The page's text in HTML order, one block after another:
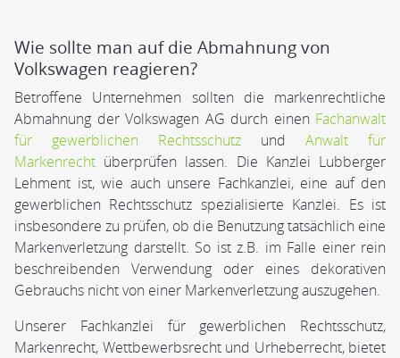
Wie sollte man auf die Abmahnung von
Volkswagen reagieren?
Betroffene Unternehmen sollten die markenrechtliche
Abmahnung der Volkswagen AG durch einen Fachanwalt
für gewerblichen Rechtsschutz und Anwalt für
Markenrecht überprüfen lassen. Die Kanzlei Lubberger
Lehment ist, wie auch unsere Fachkanzlei, eine auf den
gewerblichen Rechtsschutz spezialisierte Kanzlei. Es ist
insbesondere zu prüfen, ob die Benutzung tatsächlich eine
Markenverletzung darstellt. So ist z.B. im Falle einer rein
beschreibenden Verwendung oder eines dekorativen
Gebrauchs nicht von einer Markenverletzung auszugehen.
Unserer Fachkanzlei für gewerblichen Rechtsschutz,
Markenrecht, Wettbewerbsrecht und Urheberrecht, bietet